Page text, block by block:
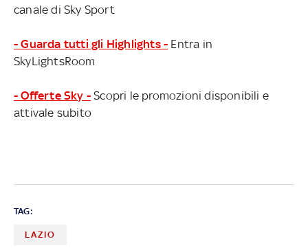
canale di Sky Sport
- Guarda tutti gli Highlights - Entra in
SkyLightsRoom
- Offerte Sky - Scopri le promozioni disponibili e
attivale subito
TAG:
LAZIO